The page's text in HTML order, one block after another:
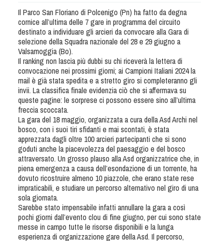
Il Parco San Floriano di Polcenigo (Pn) ha fatto da degna
cornice all’ultima delle 7 gare in programma del circuito
destinato a individuare gli arcieri da convocare alla Gara di
selezione della Squadra nazionale del 28 e 29 giugno a
Valsamoggia (Bo).
Il ranking non lascia più dubbi su chi riceverà la lettera di
convocazione nei prossimi giorni; ai Campioni Italiani 2024 la
mail è già stata spedita e a stretto giro si completeranno gli
invii. La classifica finale evidenzia ciò che si affermava su
queste pagine: le sorprese ci possono essere sino all’ultima
freccia scoccata.
La gara del 18 maggio, organizzata a cura della Asd Archi nel
bosco, con i suoi tiri sfidanti e mai scontati, è stata
apprezzata dagli oltre 100 arcieri partecipanti che si sono
goduti anche la piacevolezza del paesaggio e del bosco
attraversato. Un grosso plauso alla Asd organizzatrice che, in
piena emergenza a causa dell’esondazione di un torrente, ha
dovuto ricostruire almeno 10 piazzole, che erano state rese
impraticabili, e studiare un percorso alternativo nel giro di una
sola giornata.
Sarebbe stato impensabile infatti annullare la gara a così
pochi giorni dall’evento clou di fine giugno, per cui sono state
messe in campo tutte le risorse disponibili e la lunga
esperienza di organizzazione gare della Asd. Il percorso,
Tiro di Campagna
English e Training Sporting
Tiro a Palla
Tiro con l'arco da caccia
Field Target
Paintball
Softair
Cinofilia Sportiva
Agility
DiscDog